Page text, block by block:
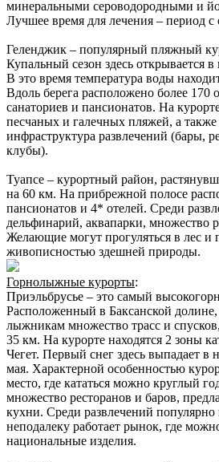
минеральными сероводородными и
Лучшее время для лечения – период с
Геленджик – популярный пляжный
Купальный сезон здесь открывается в
В это время температура воды
Вдоль берега расположено более 170
санаториев и пансионатов. На
песчаных и галечных пляжей, а также
инфраструктура развлечений (бары,
клубы).
Туапсе – курортный район,
на 60 км. На прибрежной полосе
пансионатов и 4* отелей. Среди
дельфинарий, аквапарки, множество
Желающие могут прогуляться в лес и
живописностью здешней природы.
Горнолыжные курорты:
Приэльбрусье – это самый
Расположенный в Баксанской долине,
лыжникам множество трасс и
35 км. На курорте находятся 2 зоны
Чегет. Первый снег здесь выпадает в
мая. Характерной особенностью
место, где кататься можно круглый
множество ресторанов и баров,
кухни. Среди развлечений популярно
неподалеку работает рынок, где
национальные изделия.